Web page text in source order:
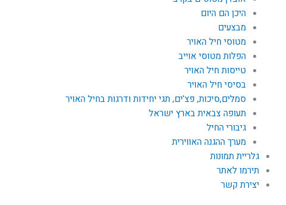
היכן הם היום
מבצעים
מטוסי חיל האויר
הפלות מטוסי אוייב
טייסות חיל האויר
בסיסי חיל האויר
סמלים,סיכות, פצ'ים, תגי יחידות ודרגות בחיל האויר
תעופה צבאית בארץ ישראל
גיבורי החיל
מערך ההגנה האווירית
גלריית תמונות
תירמו לאתר
יצירת קשר